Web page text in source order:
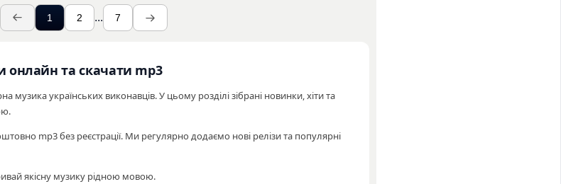
1 2 ... 7
онлайн та скачати mp3
музика українських виконавців. У цьому розділі зібрані новинки, хіти та
mp3 без реєстрації. Ми регулярно додаємо нові релізи та популярні
якісну музику рідною мовою.